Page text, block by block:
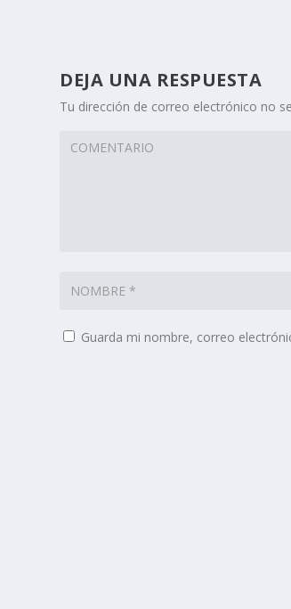
DEJA UNA RESPUESTA
Tu dirección de correo electrónico no
Guarda mi nombre, correo